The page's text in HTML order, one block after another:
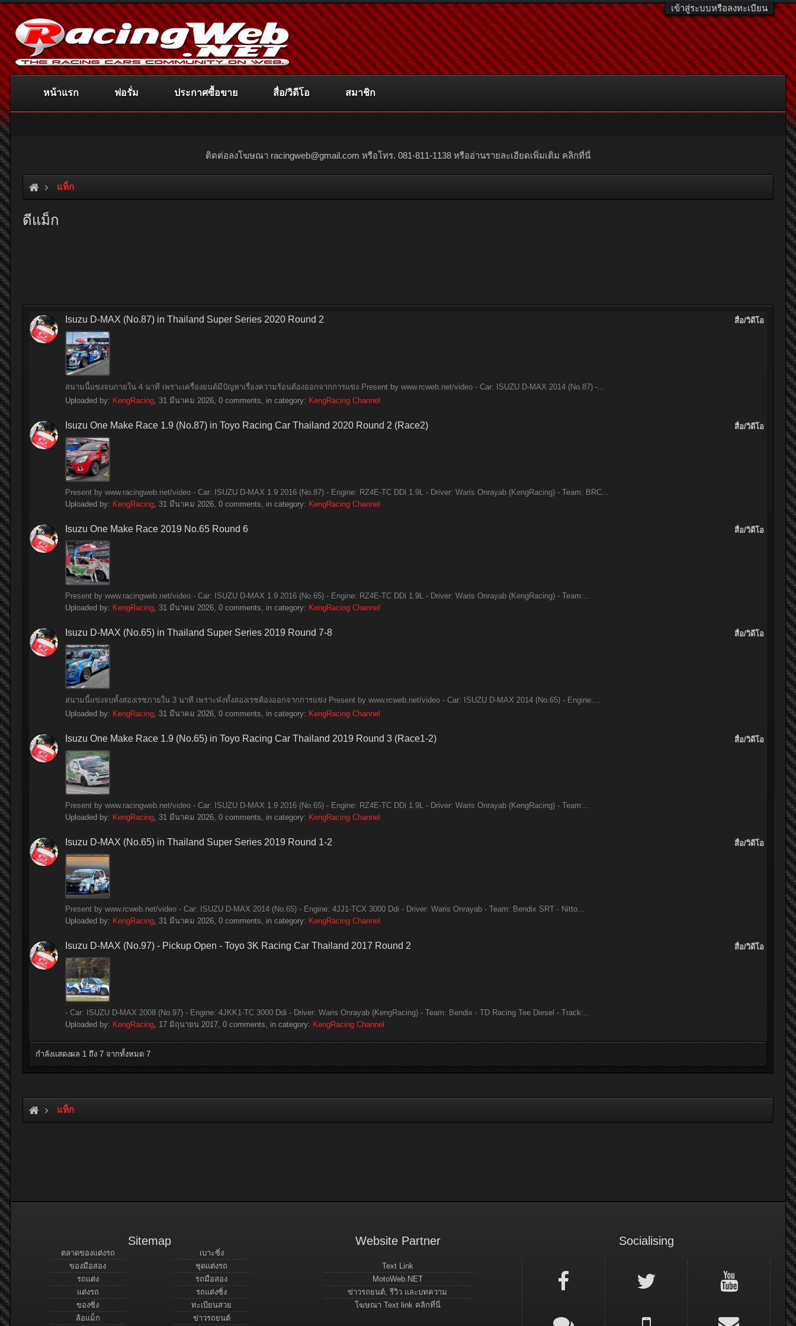
เข้าสู่ระบบหรือลงทะเบียน
ติดต่อลงโฆษณา racingweb@gmail.com หรือโทร. 081-811-1138 หรืออ่านรายละเอียดเพิ่มเติม คลิกที่นี่
แท็ก
ดีแม็ก
สื่อ/วิดีโอ
Isuzu D-MAX (No.87) in Thailand Super Series 2020 Round 2
สนามนี้แข่งจบภายใน 4 นาที เพราะเครื่องยนต์มีปัญหาเรื่องความร้อนต้องออกจากการแข่ง Present by www.rcweb.net/video - Car: ISUZU D-MAX 2014 (No.87) -...
Uploaded by: KengRacing, 31 มีนาคม 2026, 0 comments, in category: KengRacing Channel
สื่อ/วิดีโอ
Isuzu One Make Race 1.9 (No.87) in Toyo Racing Car Thailand 2020 Round 2 (Race2)
Present by www.racingweb.net/video - Car: ISUZU D-MAX 1.9 2016 (No.87) - Engine: RZ4E-TC DDi 1.9L - Driver: Waris Onrayab (KengRacing) - Team: BRC...
Uploaded by: KengRacing, 31 มีนาคม 2026, 0 comments, in category: KengRacing Channel
สื่อ/วิดีโอ
Isuzu One Make Race 2019 No.65 Round 6
Present by www.racingweb.net/video - Car: ISUZU D-MAX 1.9 2016 (No.65) - Engine: RZ4E-TC DDi 1.9L - Driver: Waris Onrayab (KengRacing) - Team:...
Uploaded by: KengRacing, 31 มีนาคม 2026, 0 comments, in category: KengRacing Channel
สื่อ/วิดีโอ
Isuzu D-MAX (No.65) in Thailand Super Series 2019 Round 7-8
สนามนี้แข่งจบทั้งสองเรซภายใน 3 นาที เพราะพังทั้งสองเรซต้องออกจากการแข่ง Present by www.rcweb.net/video - Car: ISUZU D-MAX 2014 (No.65) - Engine:...
Uploaded by: KengRacing, 31 มีนาคม 2026, 0 comments, in category: KengRacing Channel
สื่อ/วิดีโอ
Isuzu One Make Race 1.9 (No.65) in Toyo Racing Car Thailand 2019 Round 3 (Race1-2)
Present by www.racingweb.net/video - Car: ISUZU D-MAX 1.9 2016 (No.65) - Engine: RZ4E-TC DDi 1.9L - Driver: Waris Onrayab (KengRacing) - Team:...
Uploaded by: KengRacing, 31 มีนาคม 2026, 0 comments, in category: KengRacing Channel
สื่อ/วิดีโอ
Isuzu D-MAX (No.65) in Thailand Super Series 2019 Round 1-2
Present by www.rcweb.net/video - Car: ISUZU D-MAX 2014 (No.65) - Engine: 4JJ1-TCX 3000 Ddi - Driver: Waris Onrayab - Team: Bendix SRT - Nitto...
Uploaded by: KengRacing, 31 มีนาคม 2026, 0 comments, in category: KengRacing Channel
สื่อ/วิดีโอ
Isuzu D-MAX (No.97) - Pickup Open - Toyo 3K Racing Car Thailand 2017 Round 2
- Car: ISUZU D-MAX 2008 (No.97) - Engine: 4JKK1-TC 3000 Ddi - Driver: Waris Onrayab (KengRacing) - Team: Bendix - TD Racing Tee Diesel - Track:...
Uploaded by: KengRacing, 17 มิถุนายน 2017, 0 comments, in category: KengRacing Channel
กำลังแสดงผล 1 ถึง 7 จากทั้งหมด 7
แท็ก
หน้าแรก ฟอรั่ม ประกาศซื้อขาย สื่อ/วิดีโอ สมาชิก
Sitemap
ตลาดของแต่งรถ
ของมือสอง
รถแต่ง
แต่งรถ
ของซิ่ง
ล้อแม็ก
เบาะซิ่ง
ชุดแต่งรถ
รถมือสอง
รถแต่งซิ่ง
ทะเบียนสวย
ข่าวรถยนต์
Website Partner
Text Link
MotoWeb.NET
ข่าวรถยนต์, รีวิว และบทความ
โฆษณา Text link คลิกที่นี่
Socialising